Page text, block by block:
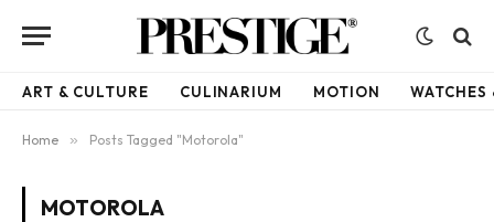
ART & CULTURE CULINARIUM MOTION WATCHES
Home » Posts Tagged "Motorola"
MOTOROLA